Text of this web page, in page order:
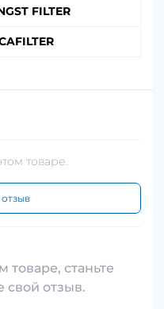
FILTER
товаре.
товаре, станьте
свой отзыв.